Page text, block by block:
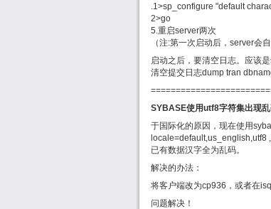
.1>sp_configure "default
2>go
5.重启server两次
（注:第一次启动后，server会
启动之后，要清空日志。应该
清空提交日志dump tran
SYBASE使用utf8字符集出现
于国际化的原因，现在使用
locale=default,us_english,utf8
已有数据汉字全为乱码。
解决的办法：
将客户端改为cp936，或者在
问题解决！